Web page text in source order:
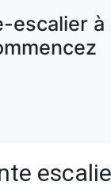
escalier à